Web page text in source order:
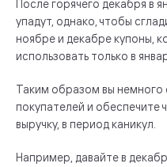
После горячего декабря в
упадут, однако, чтобы
ноябре и декабре купоны,
использовать только в
Таким образом вы немного
покупателей и обеспечите
выручку, в период каникул.
Например, давайте в